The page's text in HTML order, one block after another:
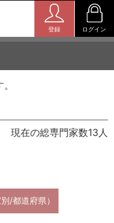
登録 ログイン
現在の総専門家数13人
/都道府県）